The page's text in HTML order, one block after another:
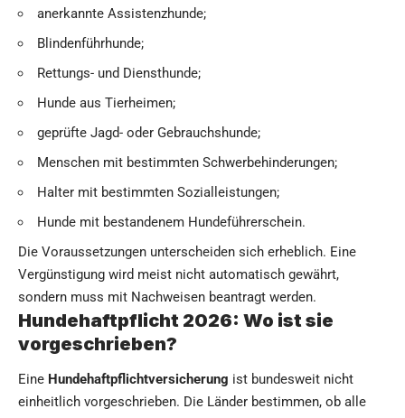
anerkannte Assistenzhunde;
Blindenführhunde;
Rettungs- und Diensthunde;
Hunde aus Tierheimen;
geprüfte Jagd- oder Gebrauchshunde;
Menschen mit bestimmten Schwerbehinderungen;
Halter mit bestimmten Sozialleistungen;
Hunde mit bestandenem Hundeführerschein.
Die Voraussetzungen unterscheiden sich erheblich. Eine
Vergünstigung wird meist nicht automatisch gewährt,
sondern muss mit Nachweisen beantragt werden.
Hundehaftpflicht 2026: Wo ist sie
vorgeschrieben?
Eine Hundehaftpflichtversicherung ist bundesweit nicht
einheitlich vorgeschrieben. Die Länder bestimmen, ob alle